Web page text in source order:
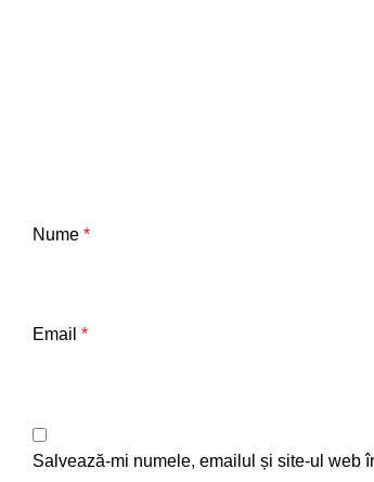
Nume *
Email *
Salvează-mi numele, emailul și site-ul web